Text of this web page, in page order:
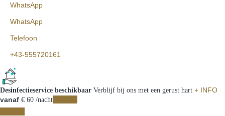
WhatsApp
WhatsApp
Telefoon
+43-555720161
Desinfectieservice beschikbaar Verblijf bij ons met een gerust hart + INFO
vanaf € 60 /nacht